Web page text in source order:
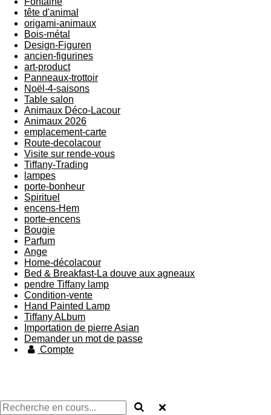
tête d'animal
origami-animaux
Bois-métal
Design-Figuren
ancien-figurines
art-product
Panneaux-trottoir
Noël-4-saisons
Table salon
Animaux Déco-Lacour
Animaux 2026
emplacement-carte
Route-decolacour
Visite sur rende-vous
Tiffany-Trading
lampes
porte-bonheur
Spirituel
encens-Hem
porte-encens
Bougie
Parfum
Ange
Home-décolacour
Bed & Breakfast-La douve aux agneaux
pendre Tiffany lamp
Condition-vente
Hand Painted Lamp
Tiffany ALbum
Importation de pierre Asian
Demander un mot de passe
Compte